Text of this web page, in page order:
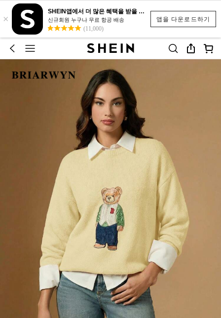
앱을 다운로드하기
×
SHEIN앱에서 더 많은 혜택을 받을 수 있어요.
신규회원 누구나 무료 항공 배송
(11,000)